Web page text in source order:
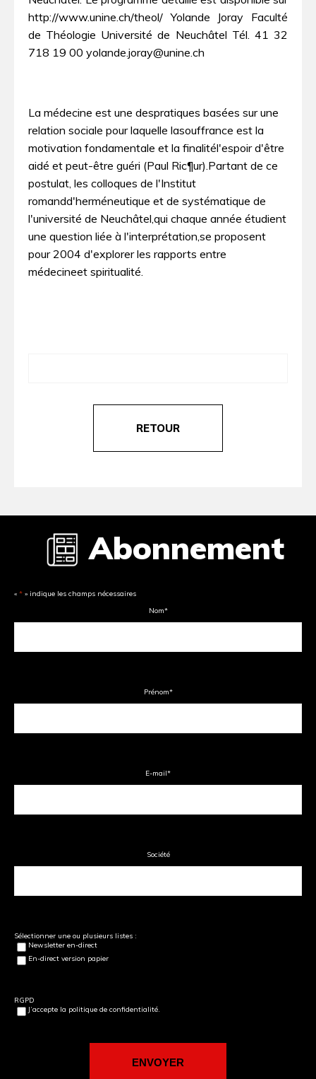
http://www.unine.ch/theol/ Yolande Joray Faculté
de Théologie Université de Neuchâtel Tél. 41 32
718 19 00 yolande.joray@unine.ch
La médecine est une despratiques basées sur une
relation sociale pour laquelle lasouffrance est la
motivation fondamentale et la finalitél'espoir d'être
aidé et peut-être guéri (Paul Ric¶ur).Partant de ce
postulat, les colloques de l'Institut
romandd'herméneutique et de systématique de
l'université de Neuchâtel,qui chaque année étudient
une question liée à l'interprétation,se proposent
pour 2004 d'explorer les rapports entre
médecineet spiritualité.
RETOUR
Abonnement
« * » indique les champs nécessaires
Nom*
Prénom*
E-mail*
Société
Sélectionner une ou plusieurs listes :
Newsletter en-direct
En-direct version papier
RGPD
J’accepte la politique de confidentialité.